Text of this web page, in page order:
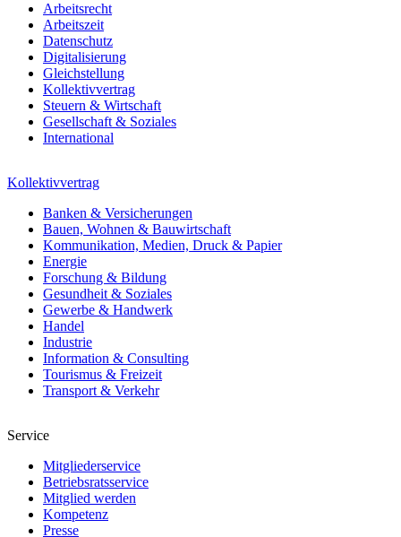
Arbeitsrecht
Arbeitszeit
Datenschutz
Digitalisierung
Gleichstellung
Kollektivvertrag
Steuern & Wirtschaft
Gesellschaft & Soziales
International
Kollektivvertrag
Banken & Versicherungen
Bauen, Wohnen & Bauwirtschaft
Kommunikation, Medien, Druck & Papier
Energie
Forschung & Bildung
Gesundheit & Soziales
Gewerbe & Handwerk
Handel
Industrie
Information & Consulting
Tourismus & Freizeit
Transport & Verkehr
Service
Mitgliederservice
Betriebsratsservice
Mitglied werden
Kompetenz
Presse